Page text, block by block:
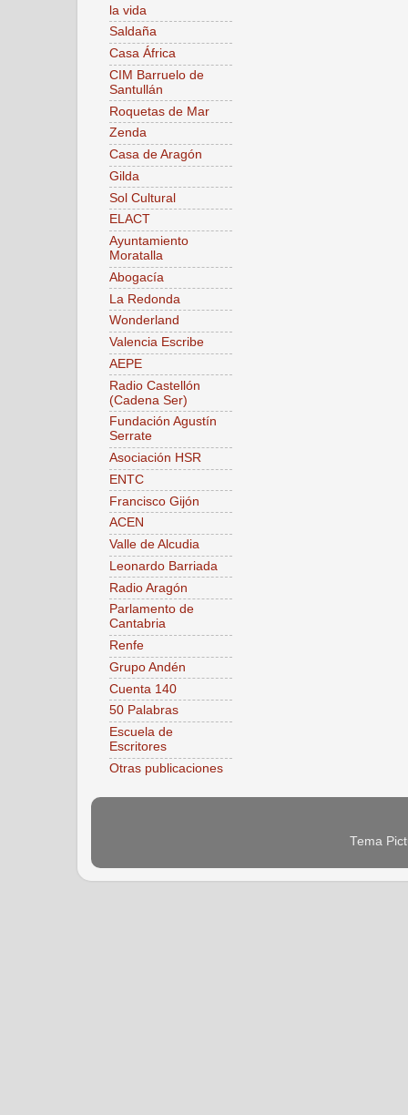
la vida
Saldaña
Casa África
CIM Barruelo de
Santullán
Roquetas de Mar
Zenda
Casa de Aragón
Gilda
Sol Cultural
ELACT
Ayuntamiento
Moratalla
Abogacía
La Redonda
Wonderland
Valencia Escribe
AEPE
Radio Castellón
(Cadena Ser)
Fundación Agustín
Serrate
Asociación HSR
ENTC
Francisco Gijón
ACEN
Valle de Alcudia
Leonardo Barriada
Radio Aragón
Parlamento de
Cantabria
Renfe
Grupo Andén
Cuenta 140
50 Palabras
Escuela de
Escritores
Otras publicaciones
Tema